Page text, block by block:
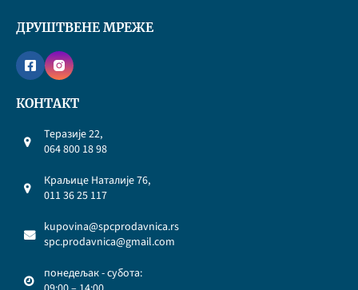
ДРУШТВЕНЕ МРЕЖЕ
КОНТАКТ
Теразије 22,
064 800 18 98
Краљице Наталије 76,
011 36 25 117
kupovina@spcprodavnica.rs
spc.prodavnica@gmail.com
понедељак - субота: